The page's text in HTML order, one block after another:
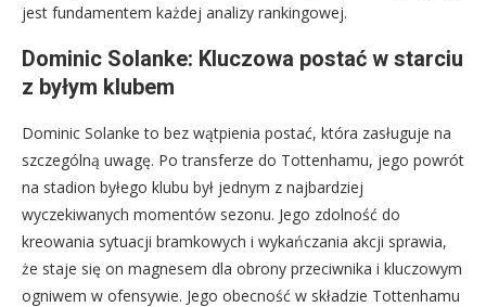
jest fundamentem każdej analizy rankingowej.
Dominic Solanke: Kluczowa postać w starciu
z byłym klubem
Dominic Solanke to bez wątpienia postać, która zasługuje na
szczególną uwagę. Po transferze do Tottenhamu, jego powrót
na stadion byłego klubu był jednym z najbardziej
wyczekiwanych momentów sezonu. Jego zdolność do
kreowania sytuacji bramkowych i wykańczania akcji sprawia,
że staje się on magnesem dla obrony przeciwnika i kluczowym
ogniwem w ofensywie. Jego obecność w składzie Tottenhamu